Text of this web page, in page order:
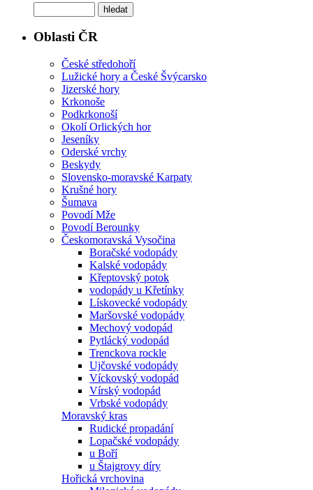
Oblasti ČR
České středohoří
Lužické hory a České Švýcarsko
Jizerské hory
Krkonoše
Podkrkonoší
Okolí Orlických hor
Jeseníky
Oderské vrchy
Beskydy
Slovensko-moravské Karpaty
Krušné hory
Šumava
Povodí Mže
Povodí Berounky
Českomoravská Vysočina
Boračské vodopády
Kalské vodopády
Křeptovský potok
vodopády u Křetínky
Lískovecké vodopády
Maršovské vodopády
Mechový vodopád
Pytlácký vodopád
Trenckova rockle
Ujčovské vodopády
Víckovský vodopád
Vírský vodopád
Vrbské vodopády
Moravský kras
Rudické propadání
Lopačské vodopády
u Boří
u Štajgrovy díry
Hořická vrchovina